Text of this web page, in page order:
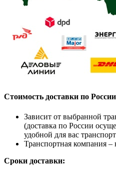
Стоимость доставки по
Зависит от выбранной
(доставка по России
удобной для вас
Транспортная компания
Сроки доставки: